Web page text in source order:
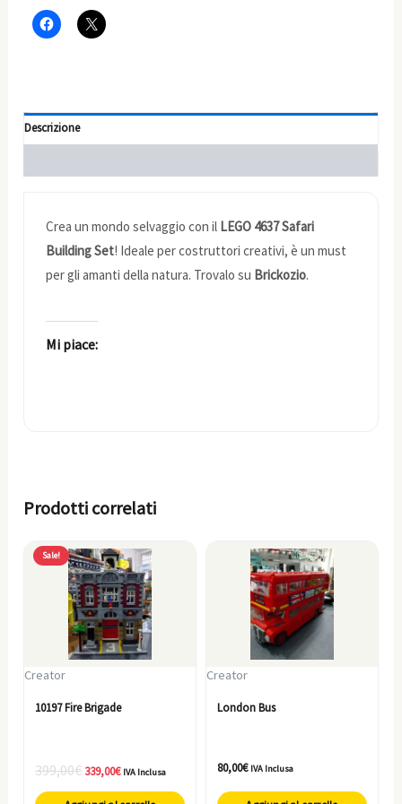
Descrizione
Crea un mondo selvaggio con il LEGO 4637 Safari
Building Set! Ideale per costruttori creativi, è un must
per gli amanti della natura. Trovalo su Brickozio.
Mi piace:
Prodotti correlati
Sale!
Creator
10197 Fire Brigade
399,00€
Il
prezzo
originale
era:
399,00€.
339,00€
Il
prezzo
attuale
è:
339,00€.
IVA Inclusa
Creator
London Bus
80,00€ IVA Inclusa